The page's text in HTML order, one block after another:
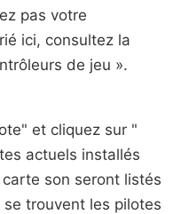
pas votre
ici, consultez la
de jeu ».
et cliquez sur "
actuels installés
son seront listés
trouvent les pilotes